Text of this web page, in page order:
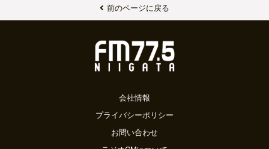
前のページに戻る
会社情報
プライバシーポリシー
お問い合わせ